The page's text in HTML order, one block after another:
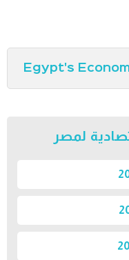
Egypt's
لمصر